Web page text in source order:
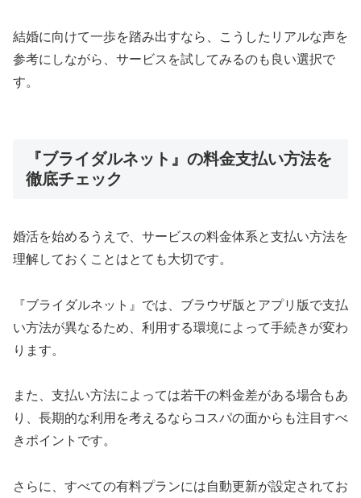
結婚に向けて一歩を踏み出すなら、こうしたリアルな声を
参考にしながら、サービスを試してみるのも良い選択で
す。
『ブライダルネット』の料金支払い方法を
徹底チェック
婚活を始めるうえで、サービスの料金体系と支払い方法を
理解しておくことはとても大切です。
『ブライダルネット』では、ブラウザ版とアプリ版で支払
い方法が異なるため、利用する環境によって手続きが変わ
ります。
また、支払い方法によっては若干の料金差がある場合もあ
り、長期的な利用を考えるならコスパの面からも注目すべ
きポイントです。
さらに、すべての有料プランには自動更新が設定されてお